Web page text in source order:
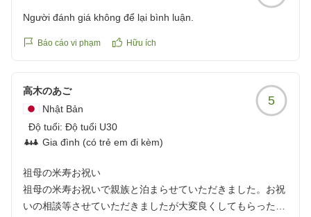
クチコミの詳細はこちらから
いるので不快感はなかったとのご評価は、日々館内を整
とのご意見を今後の参考として承ります。
この度はお忙しい中、望川館のために口コミをご投稿い
ただき誠にありがとうございました。
またのお越しを心よりお待ち申し上げております。
望川館スタッフ一同
Người đánh giá không để lại bình luận.
Báo cáo vi phạm Hữu ích
高木のあご
Nhật Bản
Độ tuổi: Độ tuổi U30
Gia đình (có trẻ em đi kèm)
5
祖母の米寿お祝い
祖母の米寿お祝いで親族と泊まらせていただきました。お祝
いの相談等させていただきましたが大変良くしてもらったと